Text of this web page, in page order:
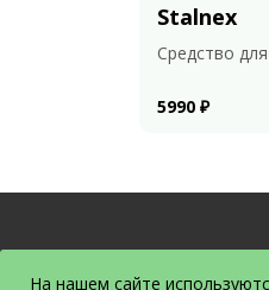
Stalnex
Средство
5990 ₽
На нашем сайте